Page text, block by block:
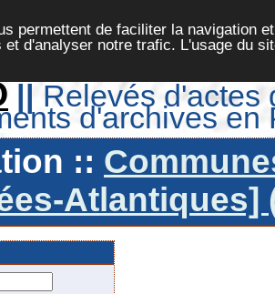
permettent de faciliter la navigation
et d'analyser notre trafic. L'usage du
|| Relevés d'actes
d'archives en
::
Atlantiques]